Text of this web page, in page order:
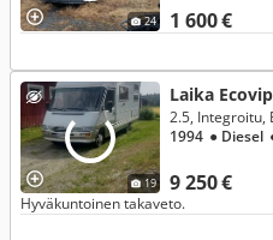
24 1 600 €
19
Laika
9 250 €
2.5, Integroitu,
1994 ● Diesel
Hyväkuntoinen takaveto.